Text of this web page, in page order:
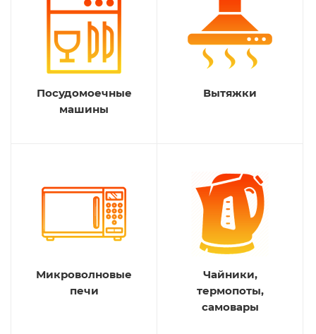
Посудомоечные
машины
Вытяжки
Микроволновые
печи
Чайники,
термопоты,
самовары